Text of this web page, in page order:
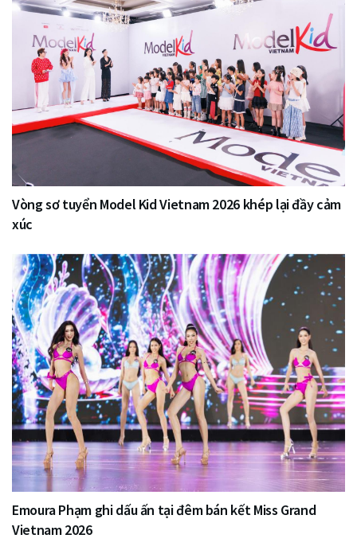
Vòng sơ tuyển Model Kid Vietnam 2026 khép lại đầy cảm
xúc
Emoura Phạm ghi dấu ấn tại đêm bán kết Miss Grand
Vietnam 2026